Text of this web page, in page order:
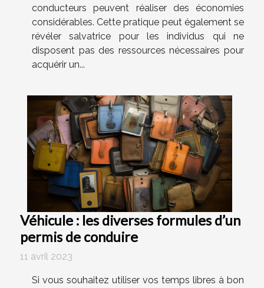
conducteurs peuvent réaliser des économies
considérables. Cette pratique peut également se
révéler salvatrice pour les individus qui ne
disposent pas des ressources nécessaires pour
acquérir un...
Véhicule : les diverses formules d’un
permis de conduire
11 avril 2023
Si vous souhaitez utiliser vos temps libres à bon